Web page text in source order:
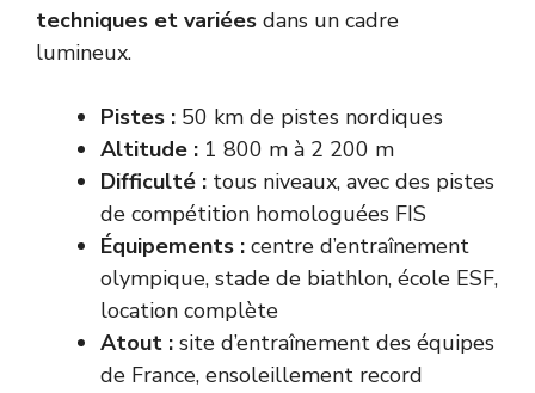
techniques et variées dans un cadre
lumineux.
Pistes : 50 km de pistes nordiques
Altitude : 1 800 m à 2 200 m
Difficulté : tous niveaux, avec des pistes
de compétition homologuées FIS
Équipements : centre d’entraînement
olympique, stade de biathlon, école ESF,
location complète
Atout : site d’entraînement des équipes
de France, ensoleillement record